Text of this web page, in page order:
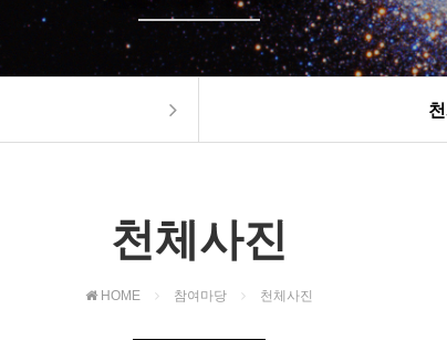
천체사진
HOME 참여마당 천체사진